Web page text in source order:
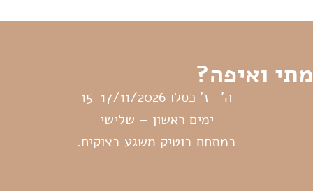
מתי ואיפה?
ה' -ז' כסלו 15-17/11/2026
ימים ראשון – שלישי
במתחם בוטיק משגע בצוקים.